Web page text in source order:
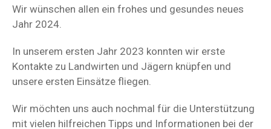
Wir wünschen allen ein frohes und gesundes neues
Jahr 2024.
In unserem ersten Jahr 2023 konnten wir erste
Kontakte zu Landwirten und Jägern knüpfen und
unsere ersten Einsätze fliegen.
Wir möchten uns auch nochmal für die Unterstützung
mit vielen hilfreichen Tipps und Informationen bei der